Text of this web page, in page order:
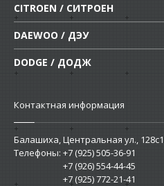
CITROEN / СИТРОЕН
DAEWOO / ДЭУ
DODGE / ДОДЖ
Контактная информация
Балашиха, Центральная ул., 128c1
Телефоны: +7 (925) 505-36-91
+7 (926) 554-44-45
+7 (925) 772-21-41